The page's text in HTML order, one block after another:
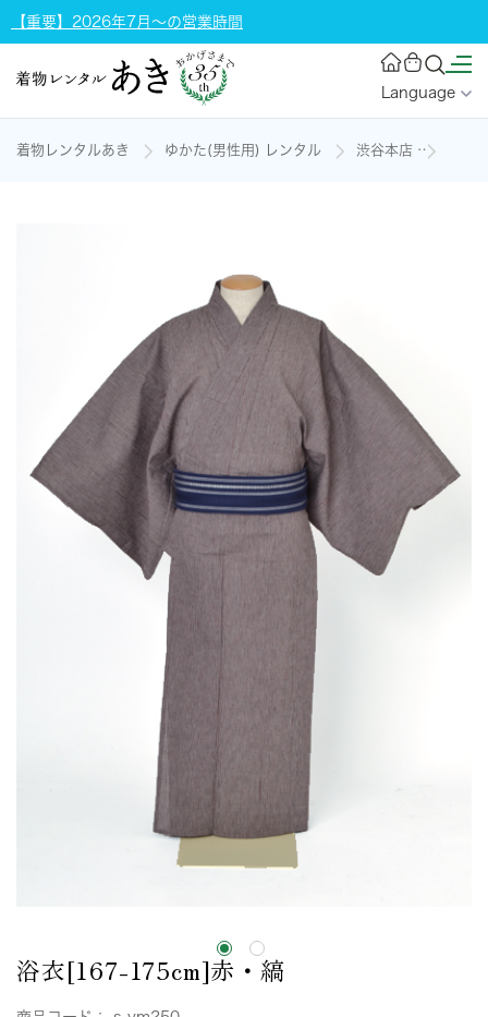
【重要】2026年7月～の営業時間
Language
着物レンタルあき ゆかた(男性用) レンタル 渋谷本店
浴衣[167-175cm]赤・縞